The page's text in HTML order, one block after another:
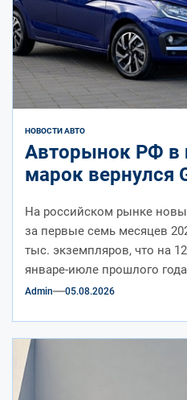
НОВОСТИ АВТО
Авторынок РФ в
марок вернулся
На российском рынке
за первые семь месяцев
тыс. экземпляров, что на
январе-июле прошлого
Admin 05.08.2026